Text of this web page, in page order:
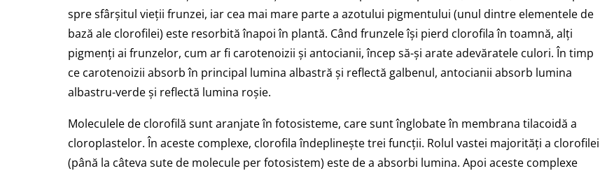
spre sfârșitul vieții frunzei, iar cea mai mare parte a azotului pigmentului (unul dintre elementele de
bază ale clorofilei) este resorbită înapoi în plantă. Când frunzele își pierd clorofila în toamnă, alți
pigmenți ai frunzelor, cum ar fi carotenoizii și antocianii, încep să-și arate adevăratele culori. În timp
ce carotenoizii absorb în principal lumina albastră și reflectă galbenul, antocianii absorb lumina
albastru-verde și reflectă lumina roșie.
Moleculele de clorofilă sunt aranjate în fotosisteme, care sunt înglobate în membrana tilacoidă a
cloroplastelor. În aceste complexe, clorofila îndeplinește trei funcții. Rolul vastei majorități a clorofilei
(până la câteva sute de molecule per fotosistem) este de a absorbi lumina. Apoi aceste complexe